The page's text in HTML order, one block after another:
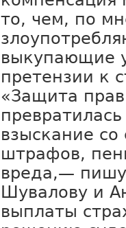
то, чем, по
выкупающие
претензии к
«Защита
взыскание
штрафов,
вреда,—
Шувалову и
выплаты